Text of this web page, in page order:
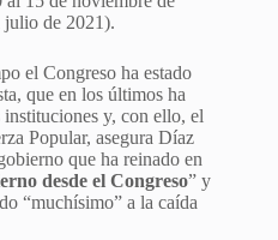
julio de 2021).
el Congreso ha estado
que en los últimos ha
y, con ello, el
Popular, asegura Díaz
que ha reinado en
desde el Congreso” y
“muchísimo” a la caída